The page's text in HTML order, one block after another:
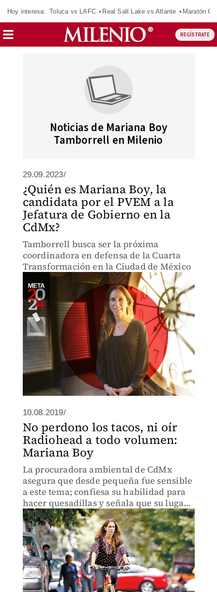
Hoy interesa: Toluca vs LAFC Real Salt Lake vs Atlante Maratón
REGÍSTRATE
Noticias de Mariana Boy
Tamborrell en Milenio
29.09.2023/
¿Quién es Mariana Boy, la
candidata por el PVEM a la
Jefatura de Gobierno en la
CdMx?
Tamborrell busca ser la próxima
coordinadora en defensa de la Cuarta
Transformación en la Ciudad de México
10.08.2019/
No perdono los tacos, ni oír
Radiohead a todo volumen:
Mariana Boy
La procuradora ambiental de CdMx
asegura que desde pequeña fue sensible
a este tema; confiesa su habilidad para
hacer quesadillas y señala que su lugar
favorito es el Desierto de los Leones.